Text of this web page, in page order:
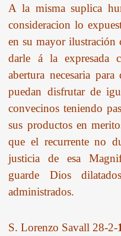
A la misma suplica
consideracion lo
en su mayor ilustración
darle á la expresada
abertura necesaria
puedan disfrutar de
convecinos teniendo
sus productos en
que el recurrente no
justicia de esa
guarde Dios
administrados.
S. Lorenzo Savall 28-2-